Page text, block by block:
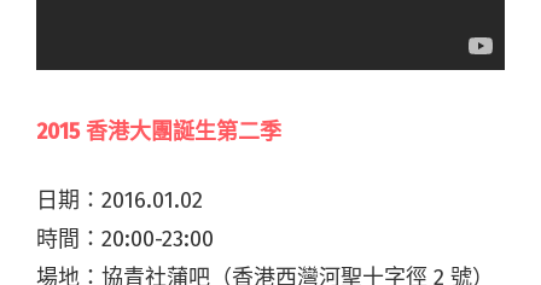
2015 香港大團誕生第二季
日期：2016.01.02
時間：20:00-23:00
場地：協青社蒲吧（香港西灣河聖十字徑 2 號）